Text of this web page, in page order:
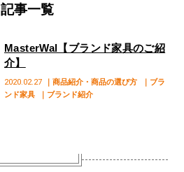
記事一覧
2020.02.27 ｜商品紹介・商品の選び方
｜ブラ
ンド家具
｜ブランド紹介
MasterWal【ブランド家具のご紹
介】